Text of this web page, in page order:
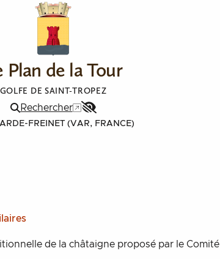
Plan de la Tour
GOLFE DE SAINT-TROPEZ
Menu
Rechercher
Accessibilité
FREINET (VAR, FRANCE)
de la châtaigne proposé par le